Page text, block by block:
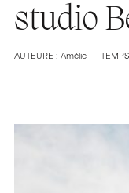
studio
AUTEURE : Amélie